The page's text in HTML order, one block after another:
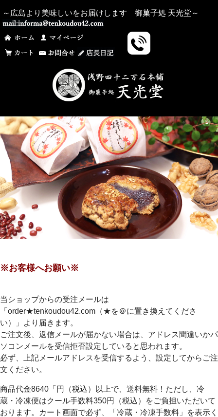
～広島より美味しいをお届けします 御菓子処 天光堂～
※お客様へお願い※
当ショップからの受注メールは
「order★tenkoudou42.com（★を＠に置き換えてくださ
い）」より届きます。
ご注文後、返信メールが届かない場合は、アドレス間違いかパ
ソコンメールを受信拒否設定していると思われます。
必ず、上記メールアドレスを受信するよう、設定してからご注
文ください。
商品代金8640「円（税込）以上で、送料無料！ただし、冷
蔵・冷凍便はクール手数料350円（税込）をご負担いただいて
おります。カート画面で必ず、「冷蔵・冷凍手数料」を表示く